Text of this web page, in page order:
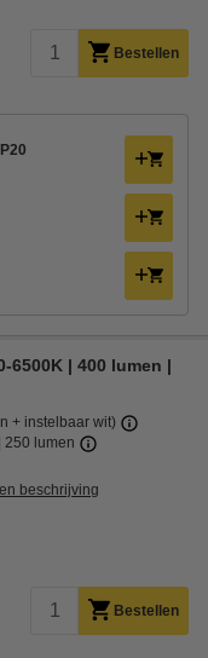
Bestellen
6500K | 400 lumen |
+ instelbaar wit)
250 lumen
beschrijving
Bestellen